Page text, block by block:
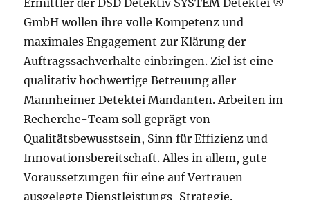
Ermittler der DSD Detektiv SYSTEM Detektei ®
GmbH wollen ihre volle Kompetenz und
maximales Engagement zur Klärung der
Auftragssachverhalte einbringen. Ziel ist eine
qualitativ hochwertige Betreuung aller
Mannheimer Detektei Mandanten. Arbeiten im
Recherche-Team soll geprägt von
Qualitätsbewusstsein, Sinn für Effizienz und
Innovationsbereitschaft. Alles in allem, gute
Voraussetzungen für eine auf Vertrauen
ausgelegte Dienstleistungs-Strategie.